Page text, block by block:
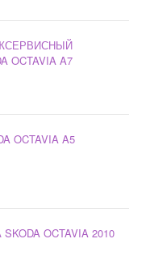
OCTAVIA A7
OCTAVIA A5
OCTAVIA 2010